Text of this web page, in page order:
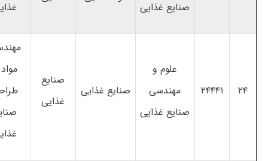
صنایع غذایی
۲۴ ۲۴۴۴۱
علوم و
مهندسی
صنایع غذایی
صنایع غذایی
صنایع
غذایی